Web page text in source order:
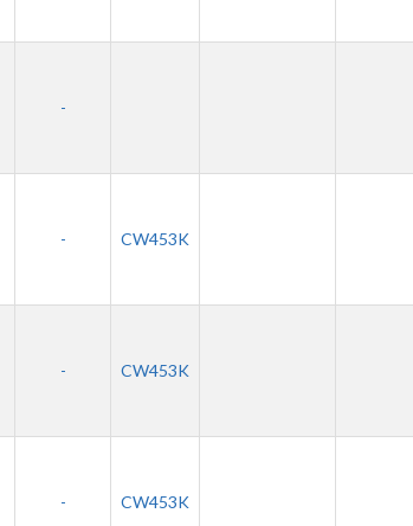
-
- CW453K
- CW453K
- CW453K